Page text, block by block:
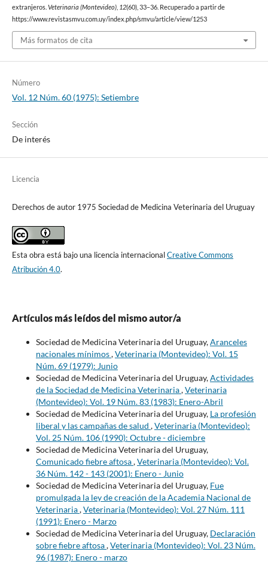
extranjeros. Veterinaria (Montevideo), 12(60), 33–36. Recuperado a partir de
https://www.revistasmvu.com.uy/index.php/smvu/article/view/1253
Más formatos de cita
Número
Vol. 12 Núm. 60 (1975): Setiembre
Sección
De interés
Licencia
Derechos de autor 1975 Sociedad de Medicina Veterinaria del Uruguay
Esta obra está bajo una licencia internacionalCreative Commons
Atribución 4.0.
Artículos más leídos del mismo autor/a
Sociedad de Medicina Veterinaria del Uruguay,Aranceles
nacionales mínimos,Veterinaria (Montevideo): Vol. 15
Núm. 69 (1979): Junio
Sociedad de Medicina Veterinaria del Uruguay,Actividades
de la Sociedad de Medicina Veterinaria,Veterinaria
(Montevideo): Vol. 19 Núm. 83 (1983): Enero-Abril
Sociedad de Medicina Veterinaria del Uruguay, La profesión
liberal y las campañas de salud ,Veterinaria (Montevideo):
Vol. 25 Núm. 106 (1990): Octubre - diciembre
Sociedad de Medicina Veterinaria del Uruguay,
Comunicado fiebre aftosa,Veterinaria (Montevideo): Vol.
36 Núm. 142 - 143 (2001): Enero - Junio
Sociedad de Medicina Veterinaria del Uruguay, Fue
promulgada la ley de creación de la Academia Nacional de
Veterinaria,Veterinaria (Montevideo): Vol. 27 Núm. 111
(1991): Enero - Marzo
Sociedad de Medicina Veterinaria del Uruguay, Declaración
sobre fiebre aftosa,Veterinaria (Montevideo): Vol. 23 Núm.
96 (1987): Enero - marzo